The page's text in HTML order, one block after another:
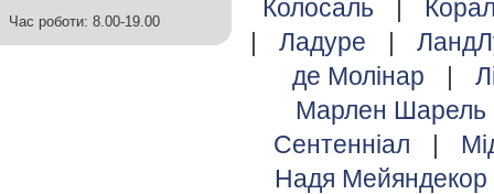
Колосаль
|
|
Ладуре |
де Молінар
|
Марлен Шарель
Сентенніал
|
Надя Мейяндекор
Час роботи: 8.00-19.00